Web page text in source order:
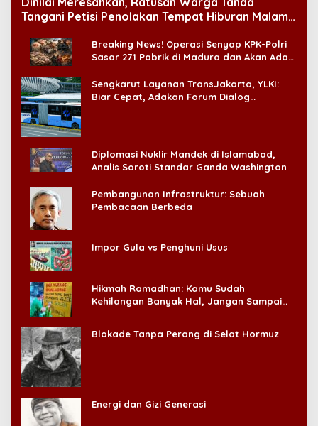
Tangani Petisi Penolakan Tempat Hiburan Malam
Breaking News! Operasi Senyap KPK-Polri
Sasar 271 Pabrik di Madura dan Akan Ada
Sengkarut Layanan TransJakarta, YLKI:
Biar Cepat, Adakan Forum Dialog
Diplomasi Nuklir Mandek di Islamabad,
Analis Soroti Standar Ganda Washington
Pembangunan Infrastruktur: Sebuah
Pembacaan Berbeda
Impor Gula vs Penghuni Usus
Hikmah Ramadhan: Kamu Sudah
Kehilangan Banyak Hal, Jangan Sampai
Blokade Tanpa Perang di Selat Hormuz
Energi dan Gizi Generasi